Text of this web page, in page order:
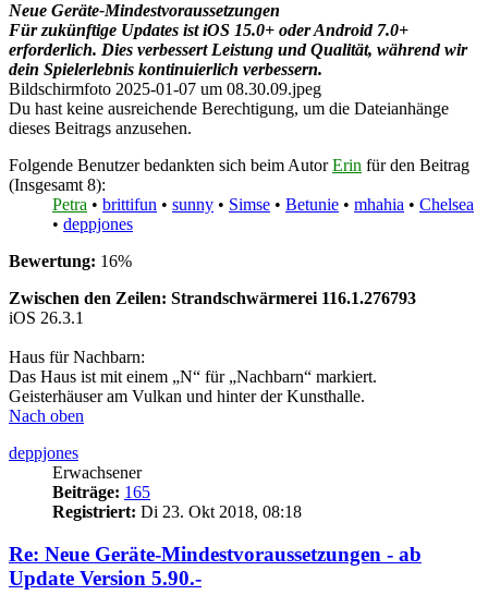
Neue Geräte-Mindestvoraussetzungen
Für zukünftige Updates ist iOS 15.0+ oder Android 7.0+
erforderlich. Dies verbessert Leistung und Qualität, während wir
dein Spielerlebnis kontinuierlich verbessern.
Bildschirmfoto 2025-01-07 um 08.30.09.jpeg
Du hast keine ausreichende Berechtigung, um die Dateianhänge
dieses Beitrags anzusehen.
Folgende Benutzer bedankten sich beim AutorErin für den Beitrag
(Insgesamt 8):
Petra • brittifun • sunny • Simse • Betunie • mhahia • Chelsea
• deppjones
Bewertung: 16%
Zwischen den Zeilen: Strandschwärmerei 116.1.276793
iOS 26.3.1
Haus für Nachbarn:
Das Haus ist mit einem „N“ für „Nachbarn“ markiert.
Geisterhäuser am Vulkan und hinter der Kunsthalle.
Nach oben
deppjones
Erwachsener
Beiträge: 165
Registriert: Di 23. Okt 2018, 08:18
Re: Neue Geräte-Mindestvoraussetzungen - ab
Update Version 5.90.-